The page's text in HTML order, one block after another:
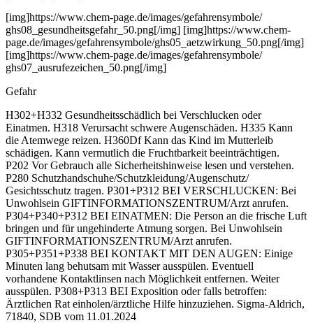
[img]https://www.chem-page.de/images/gefahrensymbole/
ghs08_gesundheitsgefahr_50.png[/img] [img]https://www.chem-
page.de/images/gefahrensymbole/ghs05_aetzwirkung_50.png[/img]
[img]https://www.chem-page.de/images/gefahrensymbole/
ghs07_ausrufezeichen_50.png[/img]
Gefahr
H302+H332 Gesundheitsschädlich bei Verschlucken oder
Einatmen. H318 Verursacht schwere Augenschäden. H335 Kann
die Atemwege reizen. H360Df Kann das Kind im Mutterleib
schädigen. Kann vermutlich die Fruchtbarkeit beeinträchtigen.
P202 Vor Gebrauch alle Sicherheitshinweise lesen und verstehen.
P280 Schutzhandschuhe/Schutzkleidung/Augenschutz/
Gesichtsschutz tragen. P301+P312 BEI VERSCHLUCKEN: Bei
Unwohlsein GIFTINFORMATIONSZENTRUM/Arzt anrufen.
P304+P340+P312 BEI EINATMEN: Die Person an die frische Luft
bringen und für ungehinderte Atmung sorgen. Bei Unwohlsein
GIFTINFORMATIONSZENTRUM/Arzt anrufen.
P305+P351+P338 BEI KONTAKT MIT DEN AUGEN: Einige
Minuten lang behutsam mit Wasser ausspülen. Eventuell
vorhandene Kontaktlinsen nach Möglichkeit entfernen. Weiter
ausspülen. P308+P313 BEI Exposition oder falls betroffen:
Ärztlichen Rat einholen/ärztliche Hilfe hinzuziehen. Sigma-Aldrich,
71840, SDB vom 11.01.2024